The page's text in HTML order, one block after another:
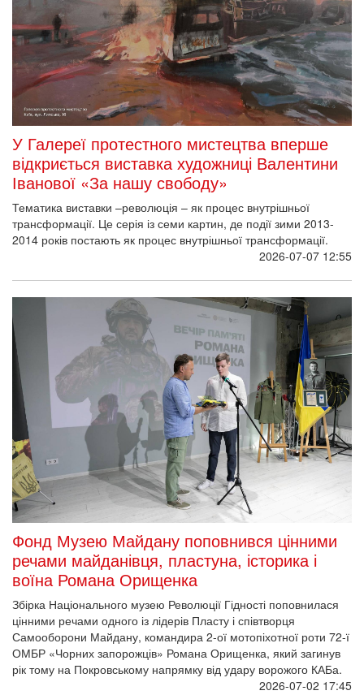
У Галереї протестного мистецтва вперше
відкриється виставка художниці Валентини
Іванової «За нашу свободу»
Тематика виставки –революція – як процес внутрішньої
трансформації. Це серія із семи картин, де події зими 2013-
2014 років постають як процес внутрішньої трансформації.
2026-07-07 12:55
Фонд Музею Майдану поповнився цінними
речами майданівця, пластуна, історика і
воїна Романа Орищенка
Збірка Національного музею Революції Гідності поповнилася
цінними речами одного із лідерів Пласту і співтворця
Самооборони Майдану, командира 2-ої мотопіхотної роти 72-ї
ОМБР «Чорних запорожців» Романа Орищенка, який загинув
рік тому на Покровському напрямку від удару ворожого КАБа.
2026-07-02 17:45